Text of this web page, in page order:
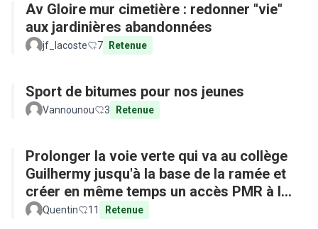
Av Gloire mur cimetière : redonner "vie"
aux jardinières abandonnées
jf_lacoste 7 Retenue
Sport de bitumes pour nos jeunes
Vannounou 3 Retenue
Prolonger la voie verte qui va au collège
Guilhermy jusqu'à la base de la ramée et
créer en même temps un accès PMR à la
base depuis l'arrêt de bus
Quentin 11 Retenue